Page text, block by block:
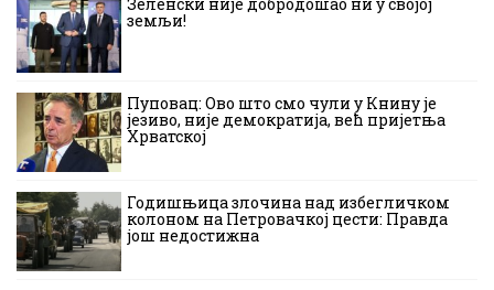
земљи!
Пуповац: Ово што смо чули у Книну је
језиво, није демократија, већ пријетња
Хрватској
Годишњица злочина над избегличком
колоном на Петровачкој цести: Правда
још недостижна